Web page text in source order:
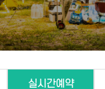
실시간예약